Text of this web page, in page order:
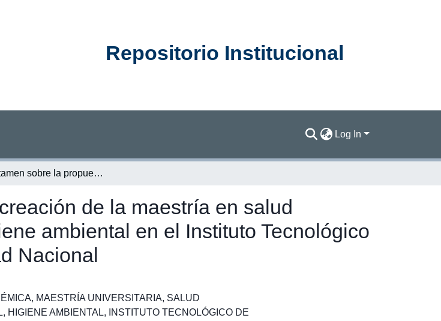
Repositorio Institucional
Log In
Dictamen sobre la propuesta de creación de la maestría en salud ocupacional con mención en higiene ambiental en el Instituto Tecnológico de Costa Rica y en el Universidad Nacional
de la maestría en salud
ambiental en el Instituto Tecnológico
Nacional
, MAESTRÍA UNIVERSITARIA, SALUD
, HIGIENE AMBIENTAL,
INSTITUTO TECNOLÓGICO DE